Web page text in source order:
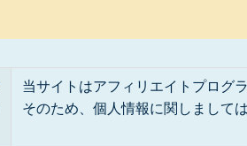
当サイトはアフィリエイトプログ
そのため、個人情報に関しまして